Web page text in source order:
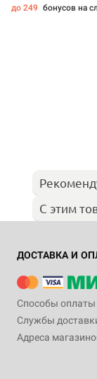
до 249 бонусов на
С этим
ДОСТАВКА И
Способы оплаты
Службы
Адреса